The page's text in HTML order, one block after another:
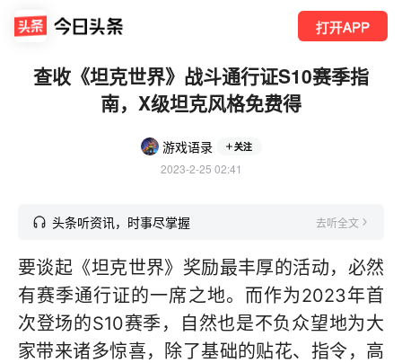
打开APP
查收《坦克世界》战斗通行证S10赛季指
南，X级坦克风格免费得
游戏语录 关注
2023-2-25 02:41
头条听资讯，时事尽掌握 去听全文
要谈起《坦克世界》奖励最丰厚的活动，必然
有赛季通行证的一席之地。而作为2023年首
次登场的S10赛季，自然也是不负众望地为大
家带来诸多惊喜，除了基础的贴花、指令，高